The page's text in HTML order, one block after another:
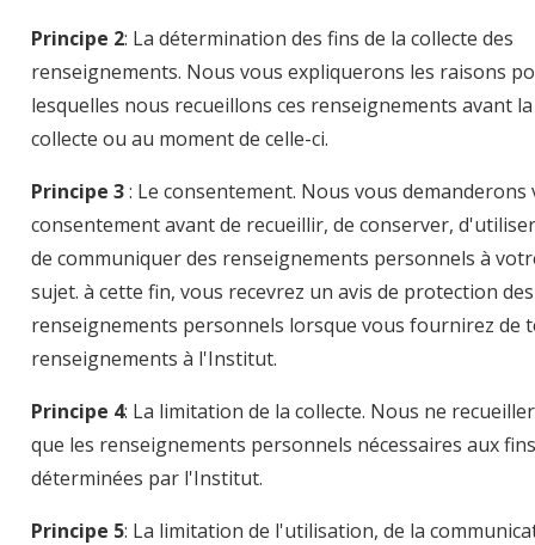
Principe 2: La détermination des fins de la collecte des
renseignements. Nous vous expliquerons les raisons
lesquelles nous recueillons ces renseignements avant la
collecte ou au moment de celle-ci.
Principe 3: Le consentement. Nous vous demanderons
consentement avant de recueillir, de conserver,
de communiquer des renseignements personnels à
sujet. à cette fin, vous recevrez un avis de protection des
renseignements personnels lorsque vous fournirez de
renseignements à l'Institut.
Principe 4: La limitation de la collecte. Nous ne
que les renseignements personnels nécessaires aux fins
déterminées par l'Institut.
Principe 5: La limitation de l'utilisation, de la